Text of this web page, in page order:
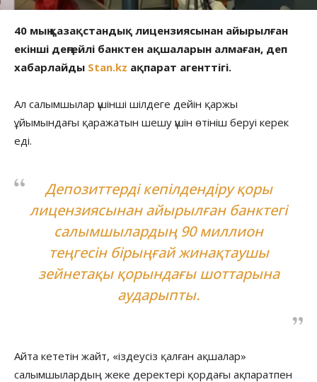
40 мың қазақстандық лицензиясынан айырылған
екінші деңгейлі банктен ақшаларын алмаған, деп
хабарлайды Stan.kz ақпарат агенттігі.
Ал салымшылар үшінші шілдеге дейін қаржы
ұйымындағы қаражатын шешу үшін өтініш беруі керек
еді.
Депозиттерді кепілдендіру қоры
лицензиясынан айырылған банктегі
салымшылардың 90 миллион
теңгесін бірыңғай жинақтаушы
зейнетақы қорындағы шоттарына
аударыпты.
Айта кететін жайт, «іздеусіз қалған ақшалар»
салымшылардың жеке деректері қордағы ақпаратпен